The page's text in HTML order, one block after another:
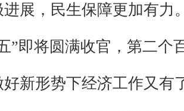
展，民生保障更加有
”即将圆满收官，第二个
新形势下经济工作又